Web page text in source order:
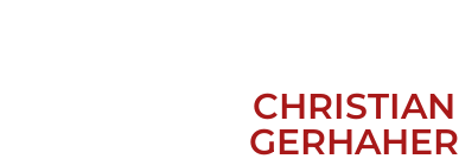
CHRISTIAN
GERHAHER